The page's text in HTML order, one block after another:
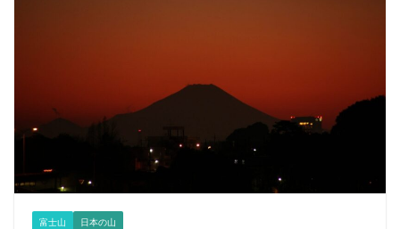
富士山 日本の山